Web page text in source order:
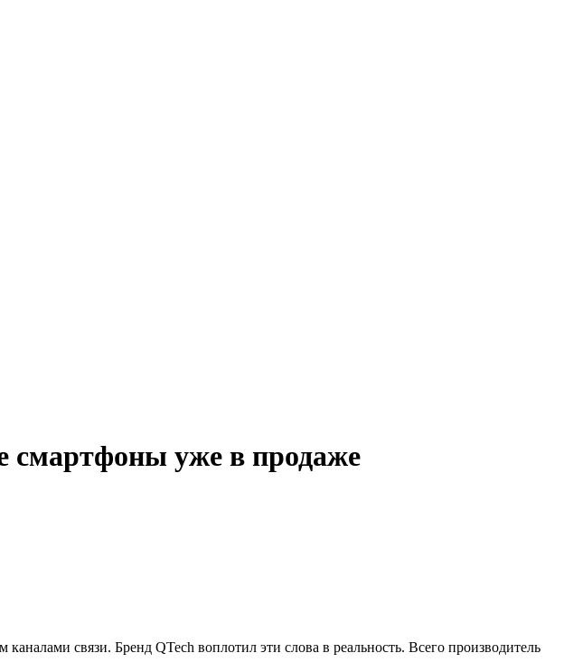
смартфоны уже в продаже
связи. Бренд QTech воплотил эти слова в реальность. Всего производитель